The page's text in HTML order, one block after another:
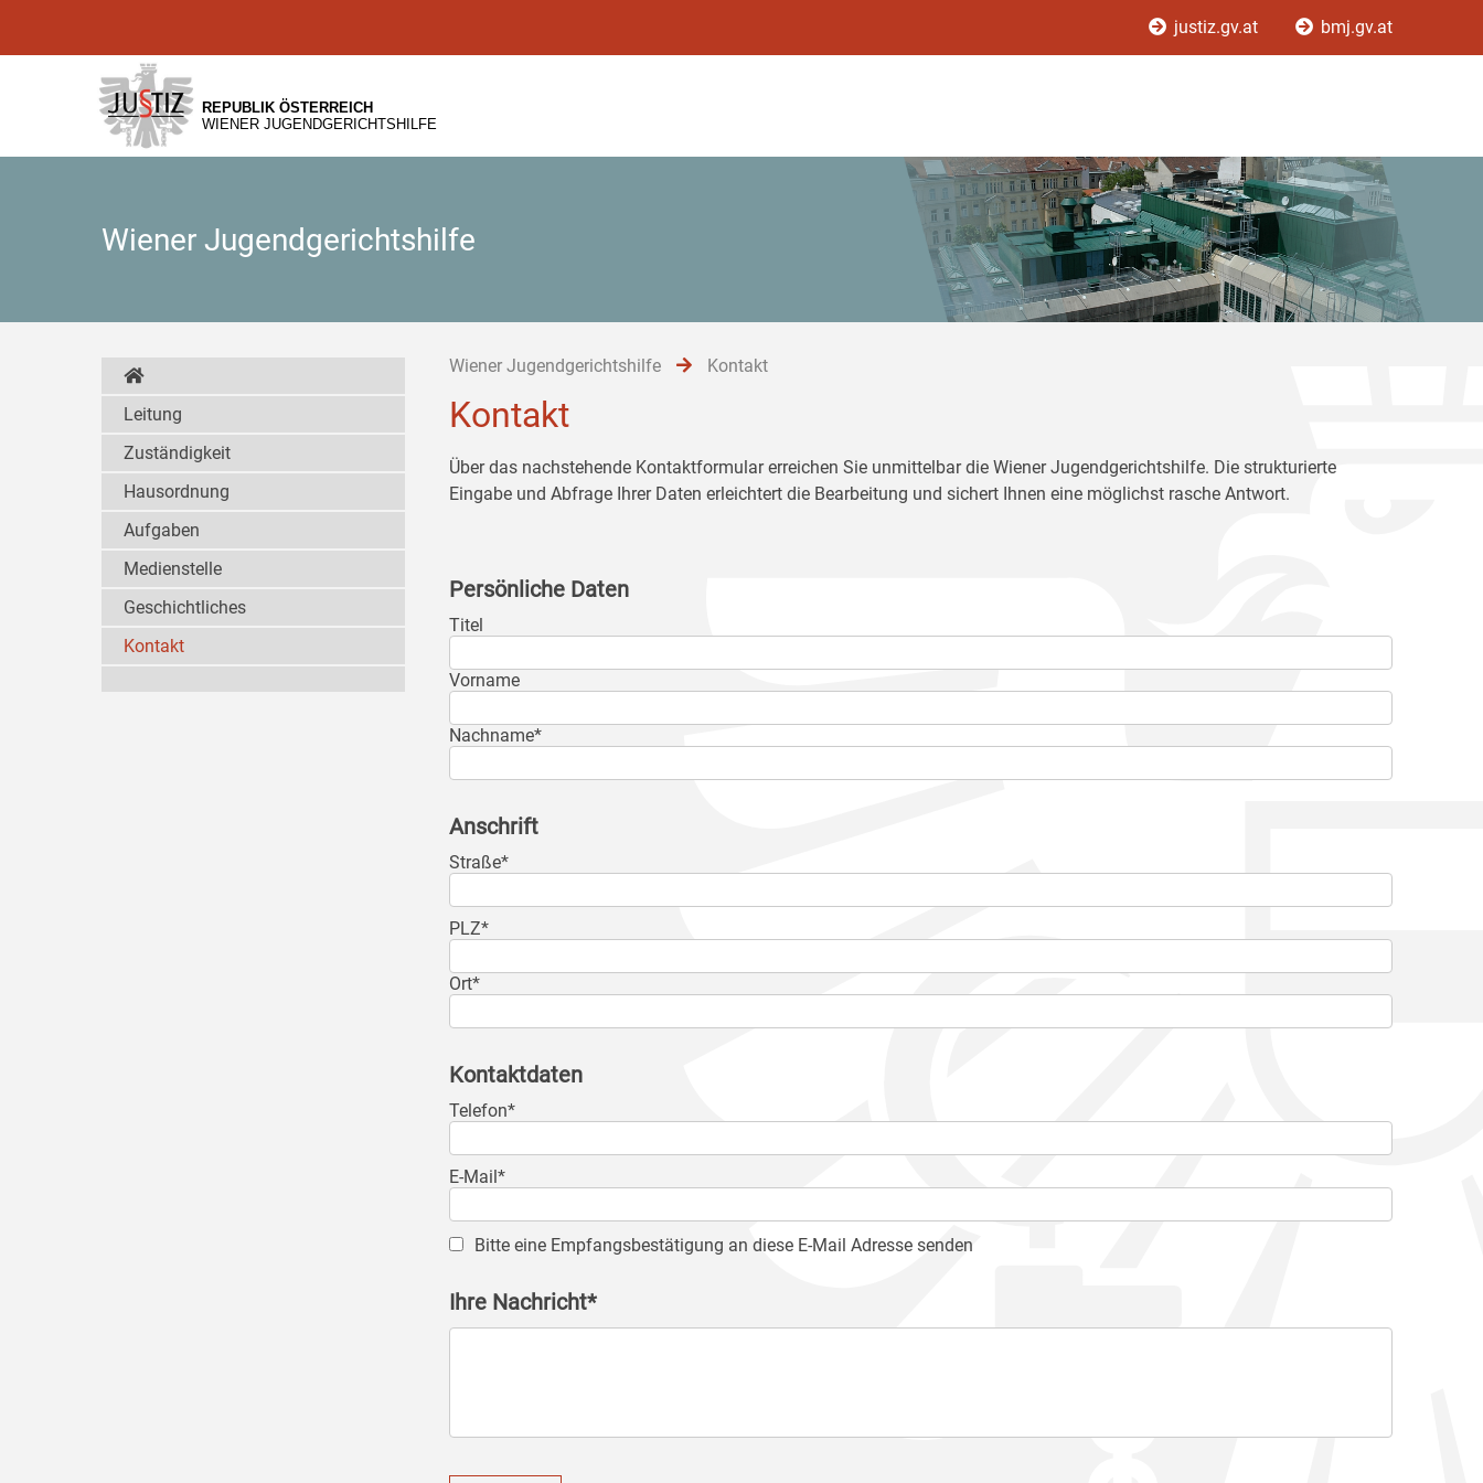
[1]
[2]
[3]
justiz.gv.at bmj.gv.at
REPUBLIK ÖSTERREICH
WIENER JUGENDGERICHTSHILFE
Wiener Jugendgerichtshilfe
Wiener Jugendgerichtshilfe Kontakt
Kontakt
Über das nachstehende Kontaktformular erreichen Sie unmittelbar die Wiener Jugendgerichtshilfe. Die strukturierte
Eingabe und Abfrage Ihrer Daten erleichtert die Bearbeitung und sichert Ihnen eine möglichst rasche Antwort.
Persönliche Daten
Titel
Vorname
Nachname*
Anschrift
Straße*
PLZ*
Ort*
Kontaktdaten
Telefon*
E-Mail*
Bitte eine Empfangsbestätigung an diese E-Mail Adresse senden
Ihre Nachricht*
Leitung
Zuständigkeit
Hausordnung
Aufgaben
Medienstelle
Geschichtliches
Kontakt